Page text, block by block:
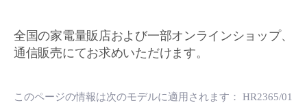
全国の家電量販店および一部オンラインショップ、
通信販売にてお求めいただけます。
このページの情報は次のモデルに適用されます： HR2365/01